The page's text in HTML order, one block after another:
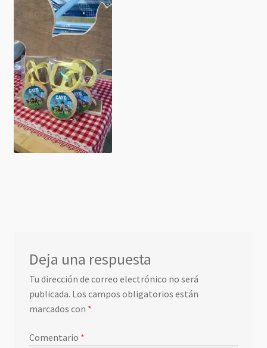
Deja una respuesta
Tu dirección de correo electrónico no será
publicada. Los campos obligatorios están
marcados con *
Comentario *